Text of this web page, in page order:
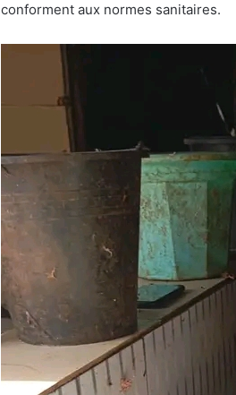
conforment aux normes sanitaires.